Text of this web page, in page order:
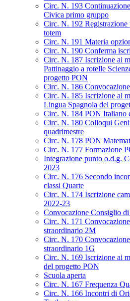
Circ. N. 193
Civica primo gruppo
Circ. N. 192 Registrazione
totem
Circ. N. 191 Materia
Circ. N. 190 Conferma
Circ. N. 187 Iscrizione ai
Pattinaggio a rotelle
progetto PON
Circ. N. 186
Circ. N. 185 Iscrizione al
Lingua Spagnola del
Circ. N. 184 PON Italiano
Circ. N. 180 Colloqui
quadrimestre
Circ. N. 178 PON
Circ. N. 177 Formazione
Integrazione punto o.d.g.
2023
Circ. N. 176 Secondo
classi Quarte
Circ. N. 174 Iscrizione
2022-23
Convocazione Consiglio
Circ. N. 171
straordinario 2M
Circ. N. 170
straordinario 1G
Circ. N. 169 Iscrizione ai
del progetto PON
Scuola aperta
Circ. N. 167 Frequenza
Circ. N. 166 Incontri di